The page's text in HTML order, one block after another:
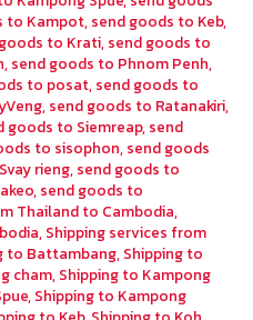
to Kampot, send goods to Keb,
to Krati, send goods to
, send goods to Phnom Penh,
to posat, send goods to
, send goods to Ratanakiri,
goods to Siemreap, send
to sisophon, send goods
rieng, send goods to
, send goods to
Thailand to Cambodia,
, Shipping services from
to Battambang, Shipping to
cham, Shipping to Kampong
, Shipping to Kampong